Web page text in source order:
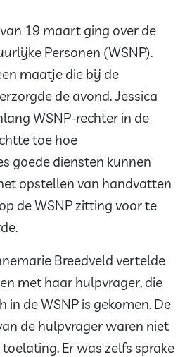
19 maart ging over de
Personen (WSNP).
maatje die bij de
de avond. Jessica
WSNP-rechter in de
toe hoe
goede diensten kunnen
opstellen van handvatten
de WSNP zitting voor te
Breedveld vertelde
met haar hulpvrager, die
in de WSNP is gekomen. De
de hulpvrager waren niet
Er was zelfs sprake